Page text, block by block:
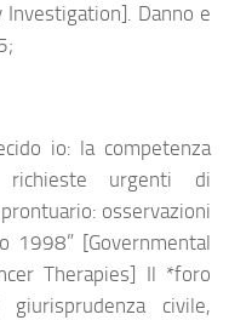
Investigation]. Danno e
io: la competenza
urgenti di
osservazioni
1998” [Governmental
Therapies] Il *foro
civile,